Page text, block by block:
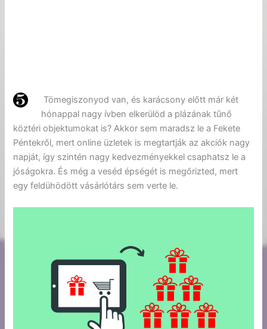
Tömegiszonyod van, és karácsony előtt már két
hónappal nagy ívben elkerülöd a plázának tűnő
köztéri objektumokat is? Akkor sem maradsz le a Fekete
Péntekről, mert online üzletek is megtartják az akciók nagy
napját, így szintén nagy kedvezményekkel csaphatsz le a
jóságokra. És még a veséd épségét is megőrizted, mert
egy feldühödött vásárlótárs sem verte le.